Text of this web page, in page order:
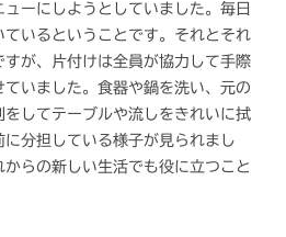
ーにしようとしていました。毎日
いるということです。それとそれ
が、片付けは全員が協力して手際
いました。食器や鍋を洗い、元の
してテーブルや流しをきれいに拭
分担している様子が見られまし
らの新しい生活でも役に立つこと